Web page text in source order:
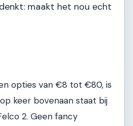
maakt het nou echt
opties van €8 tot €80, is
keer bovenaan staat bij
2. Geen fancy